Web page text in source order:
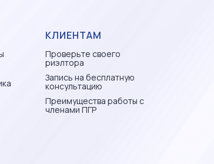
КЛИЕНТАМ
Проверьте своего
риэлтора
Запись на бесплатную
консультацию
Преимущества работы с
членами ПГР